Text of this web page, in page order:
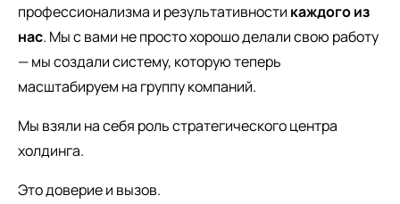
профессионализма и результативности каждого из
нас. Мы с вами не просто хорошо делали свою работу
— мы создали систему, которую теперь
масштабируем на группу компаний.
Мы взяли на себя роль стратегического центра
холдинга.
Это доверие и вызов.